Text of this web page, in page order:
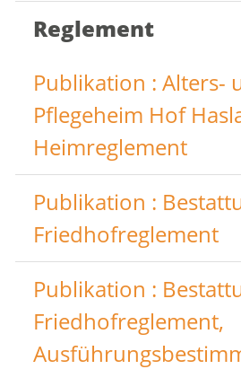
Reglement
Publikation : Alters-
Pflegeheim Hof
Heimreglement
Publikation :
Friedhofreglement
Publikation :
Friedhofreglement,